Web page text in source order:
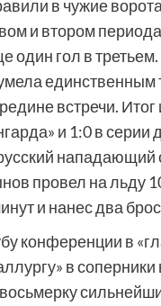
в чужие
и втором
один гол в третьем.
единственным
встречи.
и 1:0 в серии
нападающий
провел на льду
и нанес два
конференции в
в